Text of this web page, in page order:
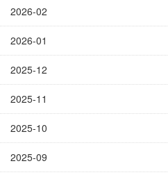
2026-02
2026-01
2025-12
2025-11
2025-10
2025-09